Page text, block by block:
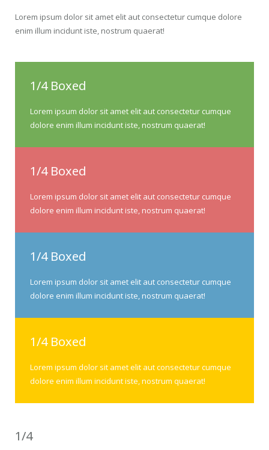
Lorem ipsum dolor sit amet elit aut consectetur cumque dolore
enim illum incidunt iste, nostrum quaerat!
1/4 Boxed
Lorem ipsum dolor sit amet elit aut consectetur cumque
dolore enim illum incidunt iste, nostrum quaerat!
1/4 Boxed
Lorem ipsum dolor sit amet elit aut consectetur cumque
dolore enim illum incidunt iste, nostrum quaerat!
1/4 Boxed
Lorem ipsum dolor sit amet elit aut consectetur cumque
dolore enim illum incidunt iste, nostrum quaerat!
1/4 Boxed
Lorem ipsum dolor sit amet elit aut consectetur cumque
dolore enim illum incidunt iste, nostrum quaerat!
1/4